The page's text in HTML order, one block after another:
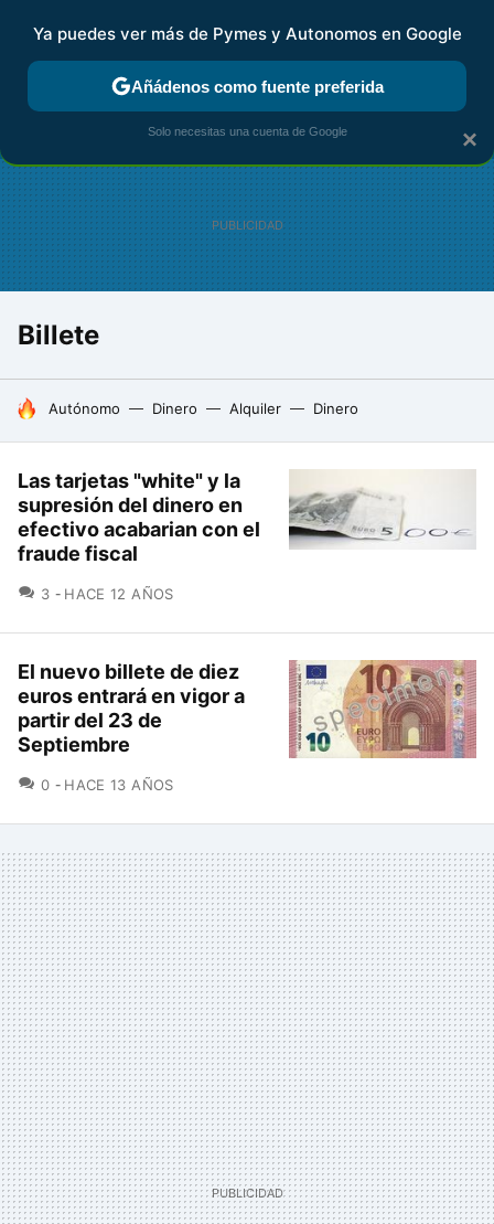
FISCALIDAD Y CONTABILIDAD KIT DIGITAL RENTA
Billete
HOY SE HABLA DE
Autónomo Dinero Alquiler Dinero
Las tarjetas "white" y la
supresión del dinero en
efectivo acabarian con el
fraude fiscal
3 COMENTARIOS
HACE 12 AÑOS
El nuevo billete de diez
euros entrará en vigor a
partir del 23 de
Septiembre
0 COMENTARIOS
HACE 13 AÑOS
×
Ya puedes ver más de Pymes y Autonomos en Google
Añádenos como fuente preferida
Solo necesitas una cuenta de Google